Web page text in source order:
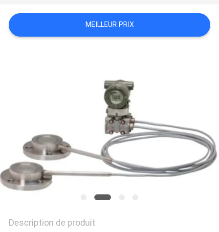
DEMANDEZ
POLITIQUE
DE
CONFIDENTIALITÉ
MEILLEUR PRIX
Description de produit